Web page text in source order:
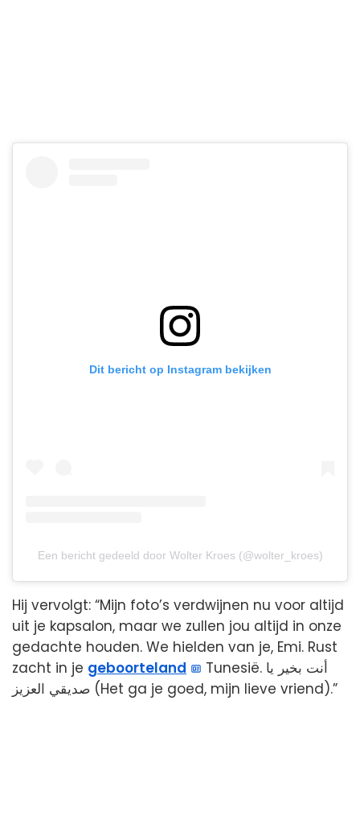
Dit bericht op Instagram bekijken
Een bericht gedeeld door Wolter Kroes (@wolter_kroes)
Hij vervolgt: “Mijn foto’s verdwijnen nu voor altijd
uit je kapsalon, maar we zullen jou altijd in onze
gedachte houden. We hielden van je, Emi. Rust
zacht in je geboorteland
Tunesië. أنت بخير يا
صديقي العزيز (Het ga je goed, mijn lieve vriend).”